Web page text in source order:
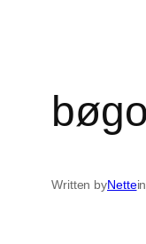
Written byNettein